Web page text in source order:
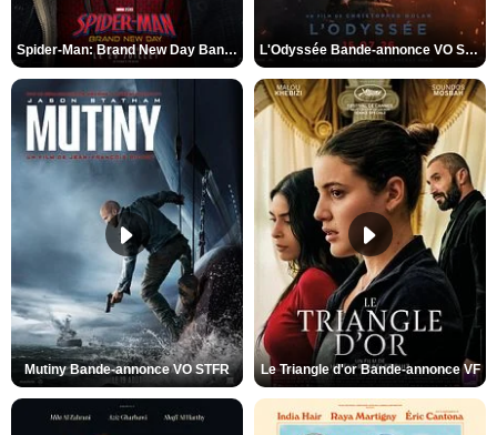
Spider-Man: Brand New Day Bande-annonce VO STFR L'Odyssée Bande-annonce VO STFR
Mutiny Bande-annonce VO STFR Le Triangle d'or Bande-annonce VF